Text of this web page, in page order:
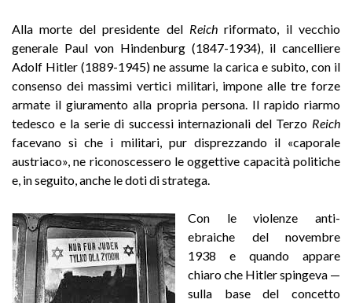
Alla morte del presidente del Reichriformato, il vecchio
generale Paul von Hindenburg (1847-1934), il cancelliere
Adolf Hitler (1889-1945) ne assume la carica e subito, con il
consenso dei massimi vertici militari, impone alle tre forze
armate il giuramento alla propria persona. Il rapido riarmo
tedesco e la serie di successi internazionali del Terzo Reich
facevano sì che i militari, pur disprezzando il «caporale
austriaco», ne riconoscessero le oggettive capacità politiche
e, in seguito, anche le doti di stratega.
Con le violenze anti-
ebraiche del novembre
1938 e quando appare
chiaro che Hitler spingeva —
sulla base del concetto